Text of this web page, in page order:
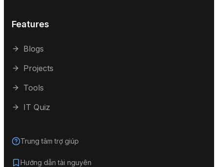
Features
Blogs
Projects
Tools
IT Quiz
Trung tâm trợ giúp
Hướng dẫn tài nguyên